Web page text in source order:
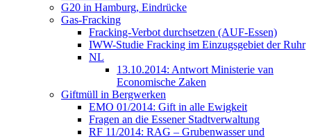
G20 in Hamburg, Eindrücke
Gas-Fracking
Fracking-Verbot durchsetzen (AUF-Essen)
IWW-Studie Fracking im Einzugsgebiet der Ruhr
NL
13.10.2014: Antwort Ministerie van
Economische Zaken
Giftmüll in Bergwerken
EMO 01/2014: Gift in alle Ewigkeit
Fragen an die Essener Stadtverwaltung
RF 11/2014: RAG – Grubenwasser und